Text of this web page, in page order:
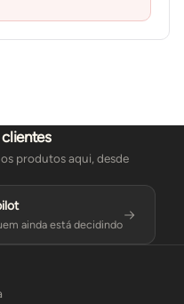
produtos aqui, desde
ainda está decidindo